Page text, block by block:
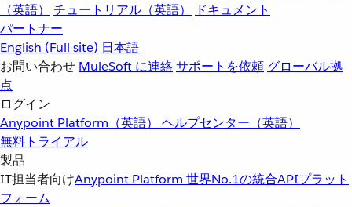
（英語）
チュートリアル（英語）
ドキュメント
パートナー
English (Full site) 日本語
お問い合わせ MuleSoft に連絡サポートを依頼 グローバル拠
点
ログイン
Anypoint Platform（英語） ヘルプセンター（英語）
無料トライアル
製品
IT担当者向けAnypoint Platform 世界No.1の統合APIプラット
フォーム